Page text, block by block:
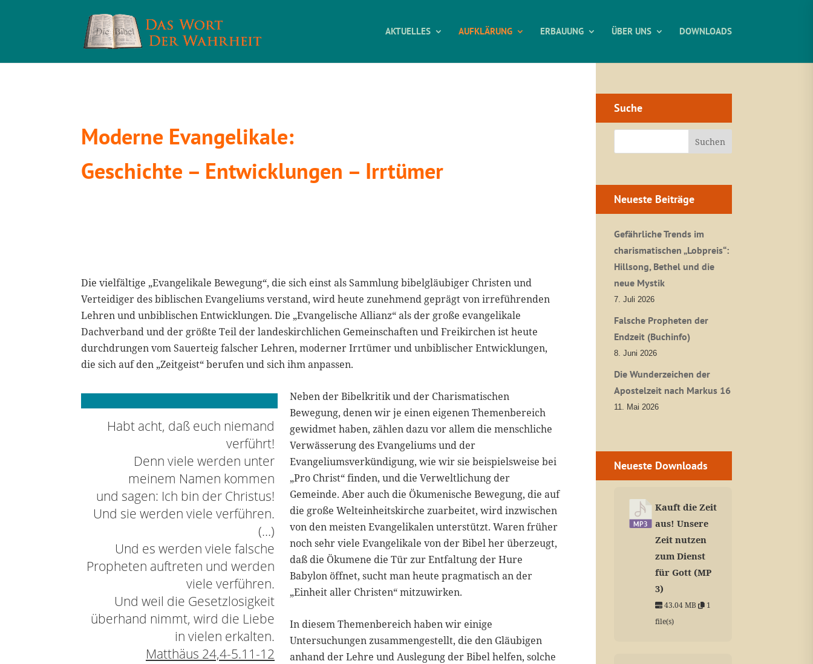
AKTUELLES AUFKLÄRUNG ERBAUUNG ÜBER UNS DOWNLOADS
Moderne Evangelikale:
Geschichte – Entwicklungen – Irrtümer
Die vielfältige „Evangelikale Bewegung“, die sich einst als Sammlung bibelgläubiger Christen und
Verteidiger des biblischen Evangeliums verstand, wird heute zunehmend geprägt von irreführenden
Lehren und unbiblischen Entwicklungen. Die „Evangelische Allianz“ als der große evangelikale
Dachverband und der größte Teil der landeskirchlichen Gemeinschaften und Freikirchen ist heute
durchdrungen vom Sauerteig falscher Lehren, moderner Irrtümer und unbiblischer Entwicklungen,
die sich auf den „Zeitgeist“ berufen und sich ihm anpassen.
Habt acht, daß euch niemand
verführt!
Denn viele werden unter
meinem Namen kommen
und sagen: Ich bin der Christus!
Und sie werden viele verführen.
(…)
Und es werden viele falsche
Propheten auftreten und werden
viele verführen.
Und weil die Gesetzlosigkeit
überhand nimmt, wird die Liebe
in vielen erkalten.
Matthäus 24,4-5.11-12
Neben der Bibelkritik und der Charismatischen
Bewegung, denen wir je einen eigenen Themenbereich
gewidmet haben, zählen dazu vor allem die menschliche
Verwässerung des Evangeliums und der
Evangeliumsverkündigung, wie wir sie beispielsweise bei
„Pro Christ“ finden, und die Verweltlichung der
Gemeinde. Aber auch die Ökumenische Bewegung, die auf
die große Welteinheitskirche zuarbeitet, wird inzwischen
von den meisten Evangelikalen unterstützt. Waren früher
noch sehr viele Evangelikale von der Bibel her überzeugt,
daß die Ökumene die Tür zur Entfaltung der Hure
Babylon öffnet, sucht man heute pragmatisch an der
„Einheit aller Christen“ mitzuwirken.
In diesem Themenbereich haben wir einige
Untersuchungen zusammengestellt, die den Gläubigen
anhand der Lehre und Auslegung der Bibel helfen, solche
Suche
Neueste Beiträge
Gefährliche Trends im
charismatischen „Lobpreis“:
Hillsong, Bethel und die
neue Mystik
7. Juli 2026
Falsche Propheten der
Endzeit (Buchinfo)
8. Juni 2026
Die Wunderzeichen der
Apostelzeit nach Markus 16
11. Mai 2026
Neueste Downloads
Kauft die Zeit
aus! Unsere
Zeit nutzen
zum Dienst
für Gott (MP
3)
43.04 MB
1
file(s)